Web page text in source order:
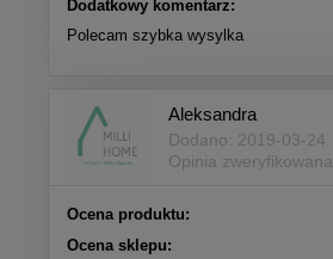
Dodatkowy komentarz:
Polecam szybka wysylka
Aleksandra
Dodano: 2019-03-24
Opinia zweryfikowana
Ocena produktu:
Ocena sklepu: